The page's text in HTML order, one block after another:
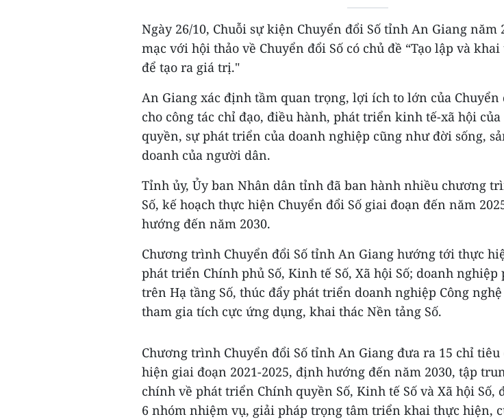
Ngày 26/10, Chuỗi sự kiện Chuyển đổi Số tỉnh An Giang năm
mạc với hội thảo về Chuyển đổi Số có chủ đề “Tạo lập và
để tạo ra giá trị."
An Giang xác định tầm quan trọng, lợi ích to lớn của Chuyển
cho công tác chỉ đạo, điều hành, phát triển kinh tế-xã hội của
quyền, sự phát triển của doanh nghiệp cũng như đời sống,
doanh của người dân.
Tỉnh ủy, Ủy ban Nhân dân tỉnh đã ban hành nhiều chương
Số, kế hoạch thực hiện Chuyển đổi Số giai đoạn đến năm
hướng đến năm 2030.
Chương trình Chuyển đổi Số tỉnh An Giang hướng tới thực
phát triển Chính phủ Số, Kinh tế Số, Xã hội Số; doanh
trên Hạ tầng Số, thúc đẩy phát triển doanh nghiệp Công
tham gia tích cực ứng dụng, khai thác Nền tảng Số.
Chương trình Chuyển đổi Số tỉnh An Giang đưa ra 15 chỉ tiêu
hiện giai đoạn 2021-2025, định hướng đến năm 2030, tập
chính về phát triển Chính quyền Số, Kinh tế Số và Xã hội Số,
6 nhóm nhiệm vụ, giải pháp trọng tâm triển khai thực hiện,